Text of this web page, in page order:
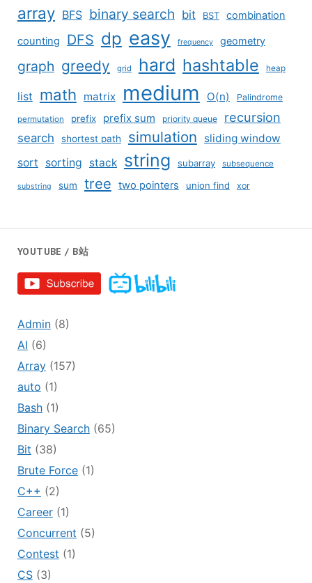
array BFS binary search bit BST combination
counting DFS dp easy frequency geometry
graph greedy grid hard hashtable heap
list math matrix medium O(n) Palindrome
permutation prefix prefix sum priority queue recursion
search shortest path simulation
sliding window
sort
sorting stack string subarray subsequence
substring sum tree two pointers union find xor
YOUTUBE / B站
Admin(8)
AI (6)
Array(157)
auto (1)
Bash(1)
Binary Search(65)
Bit (38)
Brute Force(1)
C++ (2)
Career(1)
Concurrent (5)
Contest (1)
CS(3)